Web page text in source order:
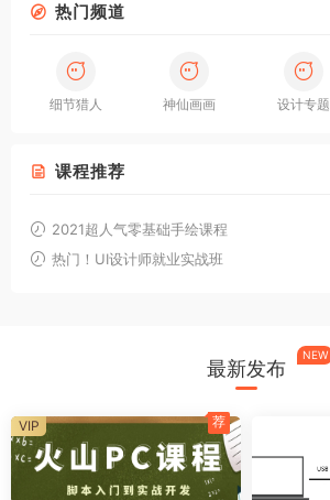
热门频道
细节猎人 神仙画画 设计专题
课程推荐
2021超人气零基础手绘课程
热门！UI设计师就业实战班
最新发布
NEW
VIP 荐